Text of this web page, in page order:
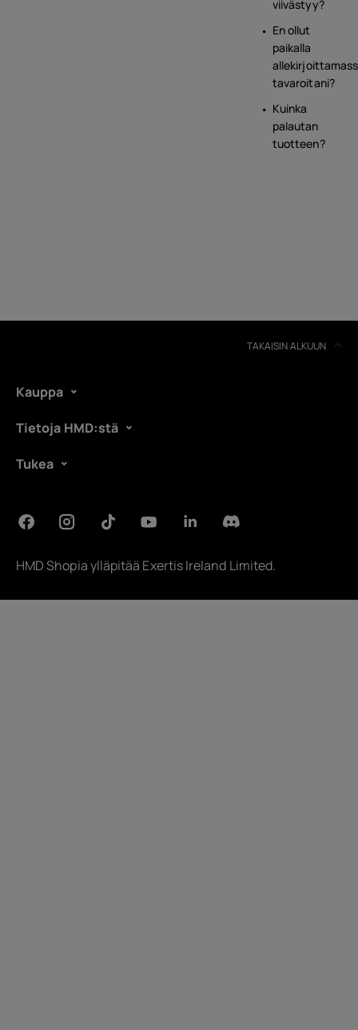
viivästyy?
En ollut
paikalla
tavaroitani?
Kuinka
palautan
tuotteen?
TAKAISIN ALKUUN
Kauppa
Tietoja HMD:stä
Tukea
HMD Shopia ylläpitää Exertis Ireland Limited.